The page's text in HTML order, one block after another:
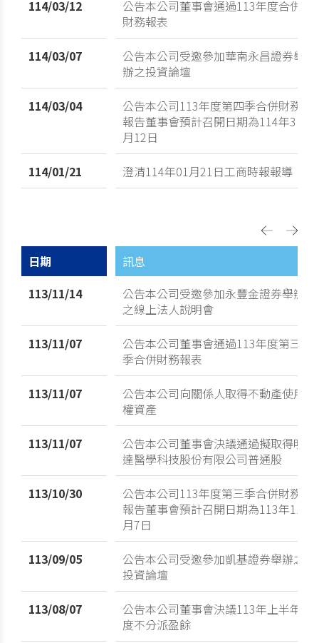
114/03/12
公告本公司董事會通過113年度合併
財務報表
114/03/07
公告本公司受邀參加華南永昌證券舉
辦之投資論壇
114/03/04
公告本公司113年度第四季合併財務
報告董事會預計召開日期為114年3
月12日
114/01/21
澄清114年01月21日工商時報報導
日期
訊息
113/11/14
公告本公司受邀參加永豐金證券舉辦
之線上法人說明會
113/11/07
公告本公司董事會通過113年度第三
季合併財務報表
113/11/07
公告本公司向關係人取得不動產使用
權資產
113/11/07
公告本公司董事會決議通過擬取得明
達醫學科技股份有限公司普通股
113/10/30
公告本公司113年度第三季合併財務
報告董事會預計召開日期為113年11
月7日
113/09/05
公告本公司受邀參加凱基證券舉辦之
投資論壇
113/08/07
公告本公司董事會決議113年上半年
度不分派盈餘